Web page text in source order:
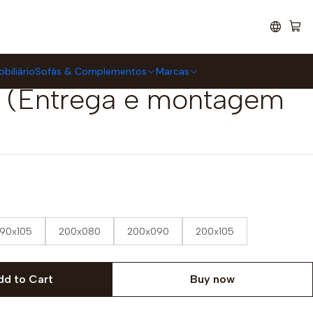
Sofás & Complementos Marcas
WOOD Lateral
(Entrega e montagem
200x080 200x090 200x105
to Cart Buy now